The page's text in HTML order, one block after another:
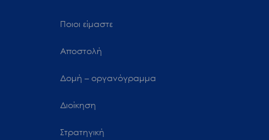
Ποιοι είμαστε
Αποστολή
Δομή – οργανόγραμμα
Διοίκηση
Στρατηγική